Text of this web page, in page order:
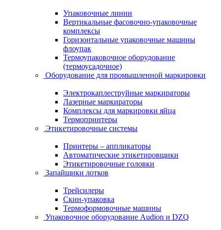
Упаковочные линии
Вертикальные фасовочно-упаковочные
комплексы
Горизонтальные упаковочные машины
флоупак
Термоупаковочное оборудование
(термоусадочное)
Оборудование для промышленной маркировки
Электрокаплеструйные маркираторы
Лазерные маркираторы
Комплексы для маркировки яйца
Термопринтеры
Этикетировочные системы
Принтеры – аппликаторы
Автоматические этикетировщики
Этикетировочные головки
Запайщики лотков
Трейсилеры
Скин-упаковка
Термоформовочные машины
Упаковочное оборудование Audion и DZQ